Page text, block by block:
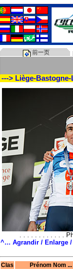
前一页
---> Liège-
. . . . . . . . . . . .
^… Agrandir / Enlarge
Clas
Prénom Nom ...